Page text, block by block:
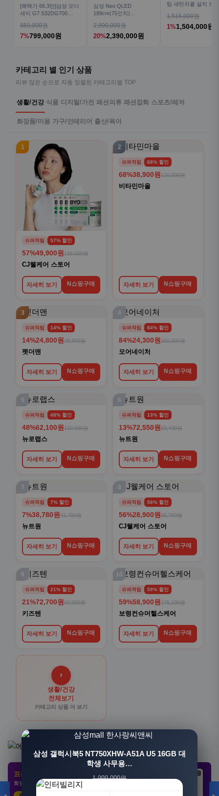
[혜택가 66.3만]삼성 오디
세이 G7 S32DG700
859,000원
7%799,000원
삼성 Neo QLED
189cm(75인치)
TV
2,990,000원
20%2,390,000원
팀 새틴차콜 설치 보
1,516,000원
1%1,504,000원
카테고리 별 인기 상품
리뷰 많은 순으로 자동 정렬된 카테고리별 TOP
생활/건강 식품 디지털/가전 패션의류 패션잡화 스포츠/레저
화장품/미용 가구/인테리어 출산/육아
1
슈퍼적립 57% 할인
57%49,900원 116,000원
CJ웰케어 스토어
자세히 보기 N쇼핑구매
2
슈퍼적립 68% 할인
68%38,900원 120,000원
비타민마을
자세히 보기 N쇼핑구매
3
슈퍼적립 14% 할인
14%24,800원 28,800원
펫더맨
자세히 보기 N쇼핑구매
4
슈퍼적립 84% 할인
84%24,300원 150,000원
모어네이처
자세히 보기 N쇼핑구매
5
슈퍼적립 48% 할인
48%62,100원 120,000원
뉴로랩스
자세히 보기 N쇼핑구매
6
슈퍼적립 13% 할인
13%72,550원 83,400원
뉴트원
자세히 보기 N쇼핑구매
7
슈퍼적립 7% 할인
7%38,780원 41,700원
뉴트원
자세히 보기 N쇼핑구매
8
슈퍼적립 56% 할인
56%28,900원 65,700원
CJ웰케어 스토어
자세히 보기 N쇼핑구매
9
슈퍼적립 21% 할인
21%72,700원 92,000원
키즈텐
자세히 보기 N쇼핑구매
10
슈퍼적립 59% 할인
59%58,900원 145,100원
보령컨슈머헬스케어
자세히 보기 N쇼핑구매
›
생활/건강
전체보기
카테고리 상품 더 보기
프리미엄 제휴 사이트
회원 전용 특가 · 놓치면 손해
광고
[3+1] 동국제약 마이핏 V 활성엽산 임신준비 임산
부영양 30정, 4개
100,000원
삼성 갤럭시북5 NT750XHW-A51A U5 16GB 대
학생 사무용…
1,999,000원